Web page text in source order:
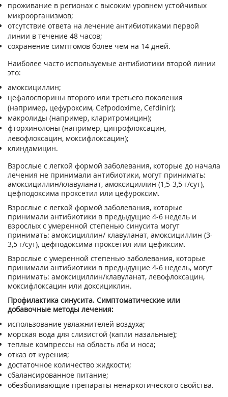
проживание в регионах с высоким уровнем устойчивых
микроорганизмов;
отсутствие ответа на лечение антибиотиками первой
линии в течение 48 часов;
сохранение симптомов более чем на 14 дней.
Наиболее часто используемые антибиотики второй линии
это:
амоксициллин;
цефалоспорины второго или третьего поколения
(например, цефуроксим, Cefpodoxime, Cefdinir);
макролиды (например, кларитромицин);
фторхинолоны (например, ципрофлоксацин,
левофлоксацин, моксифлоксацин);
клиндамицин.
Взрослые с легкой формой заболевания, которые до начала
лечения не принимали антибиотики, могут принимать:
амоксициллин/клавуланат, амоксициллин (1,5-3,5 г/сут),
цефподоксима проксетил или цефуроксим.
Взрослые с легкой формой заболевания, которые
принимали антибиотики в предыдущие 4-6 недель и
взрослых с умеренной степенью синусита могут
принимать: амоксициллин/ клавуланат, амоксициллин (3-
3,5 г/сут), цефподоксима проксетил или цефиксим.
Взрослые с умеренной степенью заболевания, которые
принимали антибиотики в предыдущие 4-6 недель, могут
принимать: амоксициллин/клавуланат, левофлоксацин,
моксифлоксацин или доксициклин.
Профилактика синусита. Симптоматические или
добавочные методы лечения:
использование увлажнителей воздуха;
морская вода для слизистой (капли назальные);
теплые компрессы на область лба и носа;
отказ от курения;
достаточное количество жидкости;
сбалансированное питание;
обезболивающие препараты ненаркотического свойства.